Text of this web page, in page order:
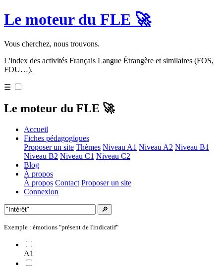
Le moteur du FLE 🚀
Vous cherchez, nous trouvons.
L'index des activités Français Langue Étrangère et similaires (FOS,
FOU…).
☰
Le moteur du FLE 🚀
Accueil
Fiches pédagogiques
Proposer un site Thèmes Niveau A1 Niveau A2 Niveau B1
Niveau B2 Niveau C1 Niveau C2
Blog
À propos
À propos Contact Proposer un site
Connexion
🔎
Exemple : émotions "présent de l'indicatif"
A1